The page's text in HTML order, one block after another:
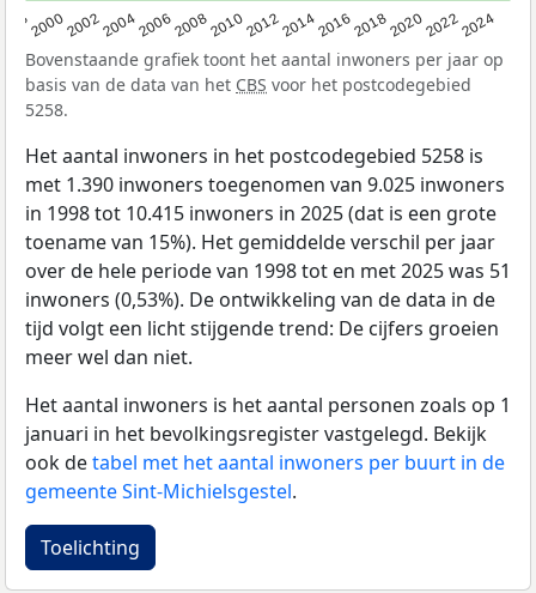
2000200220042006200820102012201420162018202020222024
Bovenstaande grafiek toont het aantal inwoners per jaar op
basis van de data van het CBS voor het postcodegebied
5258.
Het aantal inwoners in het postcodegebied 5258 is
met 1.390 inwoners toegenomen van 9.025 inwoners
in 1998 tot 10.415 inwoners in 2025 (dat is een grote
toename van 15%). Het gemiddelde verschil per jaar
over de hele periode van 1998 tot en met 2025 was 51
inwoners (0,53%). De ontwikkeling van de data in de
tijd volgt een licht stijgende trend: De cijfers groeien
meer wel dan niet.
Het aantal inwoners is het aantal personen zoals op 1
januari in het bevolkingsregister vastgelegd. Bekijk
ook detabel met het aantal inwoners per buurt in de
gemeente Sint-Michielsgestel.
Toelichting